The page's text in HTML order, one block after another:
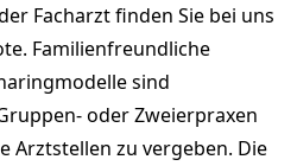
Facharzt finden Sie bei uns
Familienfreundliche
sind
oder Zweierpraxen
Arztstellen zu vergeben. Die